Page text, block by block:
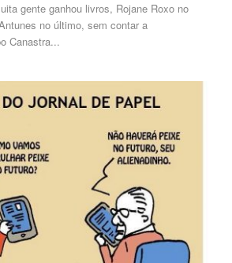
gente ganhou livros, Rojane Roxo no
no último, sem contar a
Canastra...